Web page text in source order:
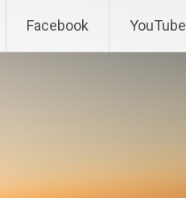
Facebook YouTube